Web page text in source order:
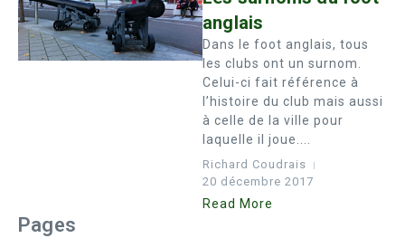
anglais
Dans le foot anglais, tous
les clubs ont un surnom.
Celui-ci fait référence à
l’histoire du club mais aussi
à celle de la ville pour
laquelle il joue....
Richard Coudrais
20 décembre 2017
Read More
Pages